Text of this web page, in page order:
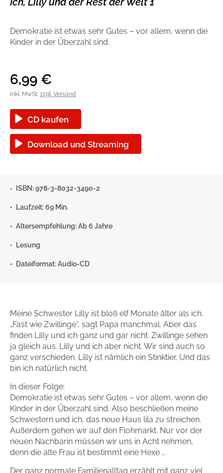
Reihen
Presse
Autorinnen und Autoren
Demokratie ist etwas sehr Gutes – vor allem, wenn die
Kinder in der Überzahl sind.
6,99 €
inkl. MwSt. zzgl. Versand
CD kaufen
Download und Streaming
ISBN: 978-3-8032-3490-2
Laufzeit: 69 Min.
Altersempfehlung: Ab 6 Jahre
Lesung
Dateiformat: Audio-CD
Meine Schwester Lilly ist bloß elf Monate älter als ich.
„Fast wie Zwillinge“, sagt Papa manchmal. Aber das
finden Lilly und ich ganz und gar nicht. Zwillinge sehen
ja gleich aus. Lilly und ich aber nicht. Wir sind auch so
ganz verschieden. Lilly ist nämlich ein Stinktier. Und das
bin ich natürlich nicht.
In dieser Folge:
Demokratie ist etwas sehr Gutes – vor allem, wenn die
Kinder in der Überzahl sind. Also beschließen meine
Schwestern und ich, das neue Haus lila zu streichen.
Außerdem gehen wir auf den Flohmarkt. Nur vor der
neuen Nachbarin müssen wir uns in Acht nehmen,
denn die alte Frau ist bestimmt eine Hexe …
Der ganz normale Familienalltag erzählt mit ganz viel